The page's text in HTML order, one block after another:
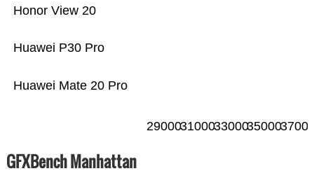
Huawei Mate 20 Pro
Huawei P30 Pro
Honor View 20
29000310003300035000
GFXBench Manhattan